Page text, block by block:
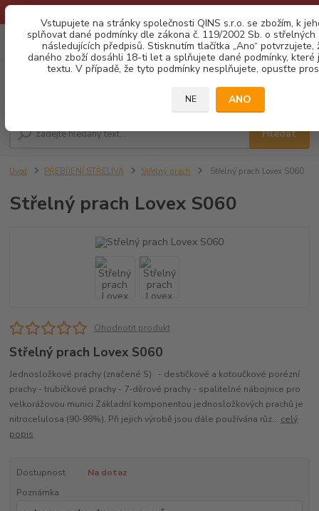
Vstupujete na stránky společnosti QINS s.r.o. se zbožím, k
splňovat dané podmínky dle zákona č. 119/2002 Sb. o
následujících předpisů. Stisknutím tlačítka „Ano“ potvrzujete,
daného zboží dosáhli 18-ti let a splňujete dané podmínky, které
textu. V případě, že tyto podmínky nesplňujete, opusťte
NE ANO
CZK
Hledat
0ks
za0,00 Kč
Úvod PŘEBÍJENÍ STŘELIVA Střelný prach Střelný prach Lovex S060
Střelný prach Lovex S060
Ohodnotit produkt
Střelný prach Lovex S060
Jednosložkové prachy (značené S) - destičkové a kotoučkové porézní
prachy - trubičkové prachy - 7-děrové prachy - spalitelné nábojnice pro
velkorážovou munici Základní komponentou jednosložkových prachů je
nitrocelulosa (90-98%). Při jejich výrobě jsou dále používána růz... celý
popis
Dostupnost
Na dotaz
Poznámka